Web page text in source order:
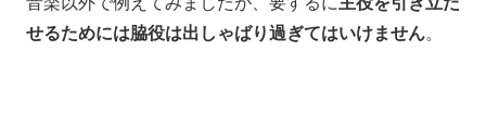
せるためには脇役は出しゃばり過ぎてはいけません。